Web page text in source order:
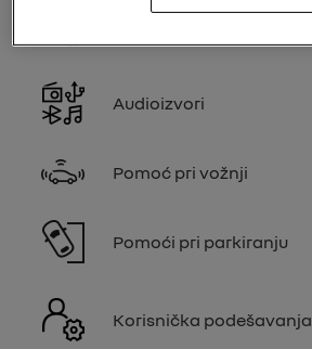
Audioizvori
Pomoć pri vožnji
Pomoći pri parkiranju
Korisnička podešavanja